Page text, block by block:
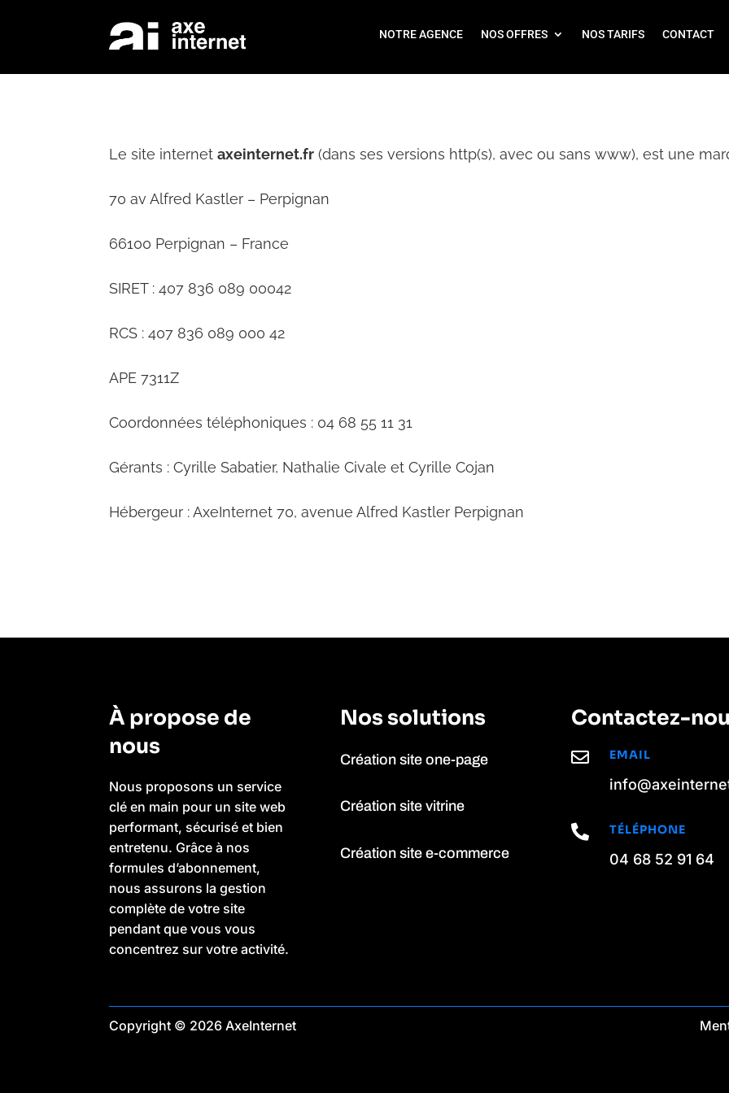
NOTRE AGENCE NOS OFFRES NOS TARIFS CONTACT
Le site internetaxeinternet.fr (dans ses versions http(s), avec ou sans www), est une
70 av Alfred Kastler – Perpignan
66100 Perpignan – France
SIRET : 407 836 089 00042
RCS : 407 836 089 000 42
APE 7311Z
Coordonnées téléphoniques : 04 68 55 11 31
Gérants : Cyrille Sabatier, Nathalie Civale et Cyrille Cojan
Hébergeur : AxeInternet 70, avenue Alfred Kastler Perpignan
À propose de
nous
Nous proposons un service
clé en main pour un site web
performant, sécurisé et bien
entretenu. Grâce à nos
formules d’abonnement,
nous assurons la gestion
complète de votre site
pendant que vous vous
concentrez sur votre activité.
Nos solutions
Création site one-page
Création site vitrine
Création site e-commerce
Contactez-
 EMAIL
 TÉLÉPHONE
04 68 52 91 64
Copyright © 2026 AxeInternet